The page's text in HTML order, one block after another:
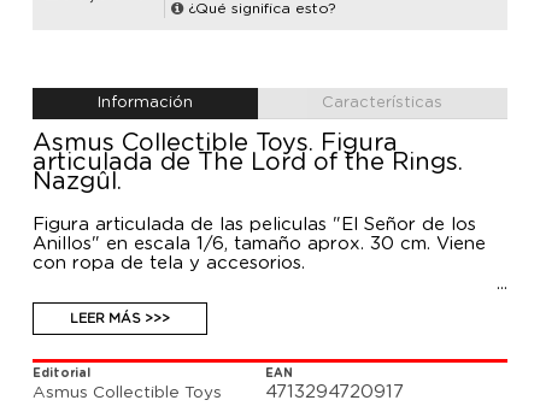
¿Qué significa esto?
Información Características
Asmus Collectible Toys. Figura
articulada de The Lord of the Rings.
Nazgûl.
Figura articulada de las peliculas "El Señor de los
Anillos" en escala 1/6, tamaño aprox. 30 cm. Viene
con ropa de tela y accesorios.
LEER MÁS >>>
Editorial
Asmus Collectible Toys
EAN
4713294720917